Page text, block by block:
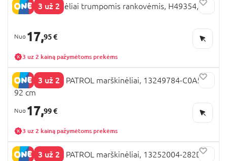
3 už 2
NEXT marškinėliai trumpomis rankovėmis, H49354, cm
17,95 €
3 uz 2 kainą pažymėtoms prekėms
3 už 2
NAME IT PAW PATROL marškinėliai, 13249784-C0A5AE
92 cm
17,99 €
3 uz 2 kainą pažymėtoms prekėms
3 už 2
NAME IT PAW PATROL marškinėliai, 13252004-282D3C